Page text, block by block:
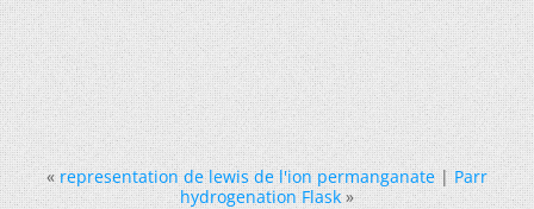
« representation de lewis de l'ion permanganate|Parr
hydrogenation Flask »